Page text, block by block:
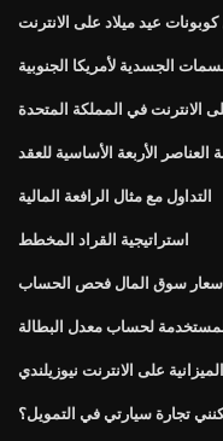
عيد ميلاد على الانترنت
الجسدية لأمريكا الجنوبية
الانترنت في المملكة المتحدة
العناصر الأربعة الأساسية للعقد
التداول مع مثال الرافعة المالية
استراتيجية القراد المخطط
سوق المال فحص الحساب
لحساب معدل البطالة
على الانترنت نيوزيلندي
تجارة سيارتي في التمويل؟